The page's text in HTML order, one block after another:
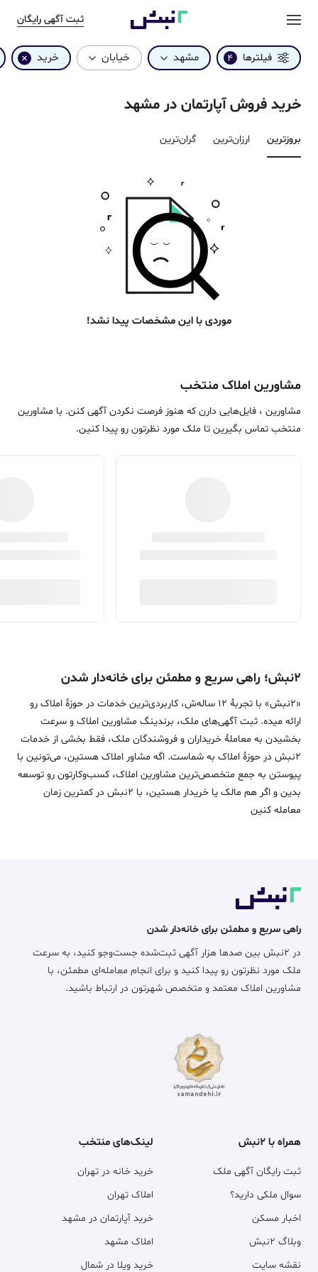
ثبت آگهی رایگان
فیلترها 4 مشهد خیابان خرید
خرید فروش آپارتمان در مشهد
بروزترین‌ ارزان‌ترین گران‌ترین
موردی با این مشخصات پیدا نشد!
مشاورین املاک منتخب
مشاورین ، فایل‌هایی دارن که هنوز فرصت نکردن آگهی کنن. با مشاورین
منتخب تماس بگیرین تا ملک مورد نظرتون رو پیدا کنین.
۲نبش؛ راهی سریع و مطمئن برای خانه‌دار شدن
«2نبش» با تجربۀ 12 ساله‌ش، کاربردی‌ترین خدمات در حوزۀ املاک رو
ارائه میده. ثبت آگهی‌های ملک، برندینگ مشاورین املاک و سرعت
بخشیدن به معاملۀ خریداران و فروشندگان ملک، فقط بخشی از خدمات
2نبش در حوزۀ املاک به شماست. اگه مشاور املاک هستین، می‌تونین با
پیوستن به جمع متخصص‌ترین مشاورین املاک، کسب‌وکارتون رو توسعه
بدین و اگر هم مالک یا خریدار هستین، با 2نبش در کمترین زمان
معامله‌ کنین
راهی سریع و مطمئن برای خانه‌دار شدن
در ۲نبش بین صدها هزار آگهی ثبت‌شده جست‌وجو کنید، به سرعت
ملک مورد نظرتون رو پیدا کنید و برای انجام معامله‌ای مطمئن، با
مشاورین املاک معتمد و متخصص شهرتون در ارتباط باشید.
همراه با ۲نبش
ثبت رایگان آگهی ملک
سوال ملکی دارید؟
اخبار مسکن
وبلاگ ۲نبش
نقشه سایت
لینک‌های منتخب
خرید خانه در تهران
املاک تهران
خرید آپارتمان در مشهد
املاک مشهد
خرید ویلا در شمال